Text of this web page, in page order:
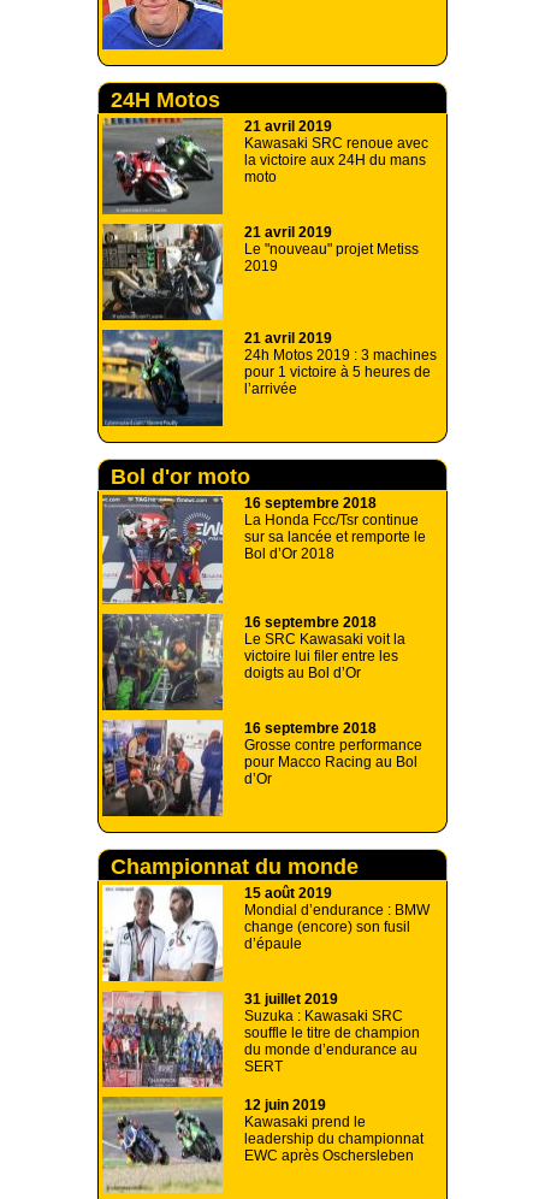
24H Motos
21 avril 2019
Kawasaki SRC renoue avec
la victoire aux 24H du mans
moto
21 avril 2019
Le "nouveau" projet Metiss
2019
21 avril 2019
24h Motos 2019 : 3 machines
pour 1 victoire à 5 heures de
l’arrivée
Bol d'or moto
16 septembre 2018
La Honda Fcc/Tsr continue
sur sa lancée et remporte le
Bol d’Or 2018
16 septembre 2018
Le SRC Kawasaki voit la
victoire lui filer entre les
doigts au Bol d’Or
16 septembre 2018
Grosse contre performance
pour Macco Racing au Bol
d’Or
Championnat du monde
d'endurance
15 août 2019
Mondial d’endurance : BMW
change (encore) son fusil
d’épaule
31 juillet 2019
Suzuka : Kawasaki SRC
souffle le titre de champion
du monde d’endurance au
SERT
12 juin 2019
Kawasaki prend le
leadership du championnat
EWC après Oschersleben